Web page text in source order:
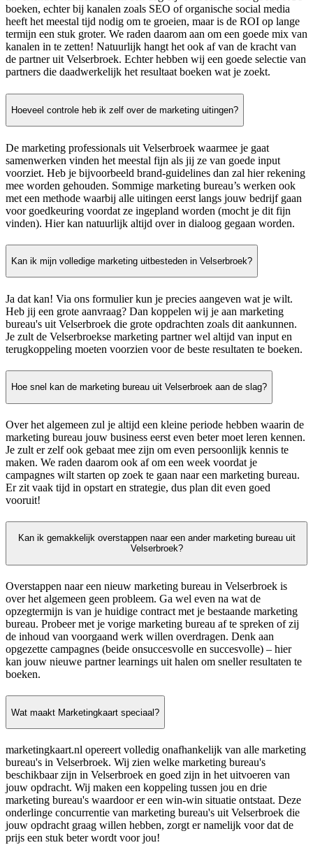
boeken, echter bij kanalen zoals SEO of organische social media
heeft het meestal tijd nodig om te groeien, maar is de ROI op lange
termijn een stuk groter. We raden daarom aan om een goede mix van
kanalen in te zetten! Natuurlijk hangt het ook af van de kracht van
de partner uit Velserbroek. Echter hebben wij een goede selectie van
partners die daadwerkelijk het resultaat boeken wat je zoekt.
Hoeveel controle heb ik zelf over de marketing uitingen?
De marketing professionals uit Velserbroek waarmee je gaat
samenwerken vinden het meestal fijn als jij ze van goede input
voorziet. Heb je bijvoorbeeld brand-guidelines dan zal hier rekening
mee worden gehouden. Sommige marketing bureau’s werken ook
met een methode waarbij alle uitingen eerst langs jouw bedrijf gaan
voor goedkeuring voordat ze ingepland worden (mocht je dit fijn
vinden). Hier kan natuurlijk altijd over in dialoog gegaan worden.
Kan ik mijn volledige marketing uitbesteden in Velserbroek?
Ja dat kan! Via ons formulier kun je precies aangeven wat je wilt.
Heb jij een grote aanvraag? Dan koppelen wij je aan marketing
bureau's uit Velserbroek die grote opdrachten zoals dit aankunnen.
Je zult de Velserbroekse marketing partner wel altijd van input en
terugkoppeling moeten voorzien voor de beste resultaten te boeken.
Hoe snel kan de marketing bureau uit Velserbroek aan de slag?
Over het algemeen zul je altijd een kleine periode hebben waarin de
marketing bureau jouw business eerst even beter moet leren kennen.
Je zult er zelf ook gebaat mee zijn om even persoonlijk kennis te
maken. We raden daarom ook af om een week voordat je
campagnes wilt starten op zoek te gaan naar een marketing bureau.
Er zit vaak tijd in opstart en strategie, dus plan dit even goed
vooruit!
Kan ik gemakkelijk overstappen naar een ander marketing bureau uit
Velserbroek?
Overstappen naar een nieuw marketing bureau in Velserbroek is
over het algemeen geen probleem. Ga wel even na wat de
opzegtermijn is van je huidige contract met je bestaande marketing
bureau. Probeer met je vorige marketing bureau af te spreken of zij
de inhoud van voorgaand werk willen overdragen. Denk aan
opgezette campagnes (beide onsuccesvolle en succesvolle) – hier
kan jouw nieuwe partner learnings uit halen om sneller resultaten te
boeken.
Wat maakt Marketingkaart speciaal?
marketingkaart.nl opereert volledig onafhankelijk van alle marketing
bureau's in Velserbroek. Wij zien welke marketing bureau's
beschikbaar zijn in Velserbroek en goed zijn in het uitvoeren van
jouw opdracht. Wij maken een koppeling tussen jou en drie
marketing bureau's waardoor er een win-win situatie ontstaat. Deze
onderlinge concurrentie van marketing bureau's uit Velserbroek die
jouw opdracht graag willen hebben, zorgt er namelijk voor dat de
prijs een stuk beter wordt voor jou!